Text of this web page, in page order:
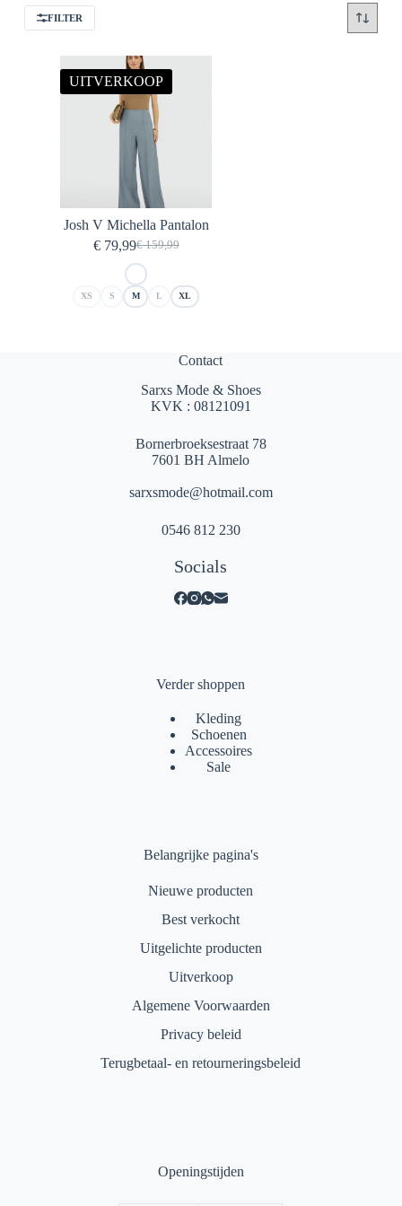
FILTER
UITVERKOOP
Josh V Michella Pantalon
€159,99
Oorspronkelijke
prijs
was:
€ 159,99.
€79,99Huidige
prijs
is:
€ 79,99.
XS S M L XL
Contact
Sarxs Mode & Shoes
KVK : 08121091
Bornerbroeksestraat 78
7601 BH Almelo
sarxsmode@hotmail.com
0546 812 230
Socials
Verder shoppen
Kleding
Schoenen
Accessoires
Sale
Belangrijke pagina's
Nieuwe producten
Best verkocht
Uitgelichte producten
Uitverkoop
Algemene Voorwaarden
Privacy beleid
Terugbetaal- en retourneringsbeleid
Openingstijden